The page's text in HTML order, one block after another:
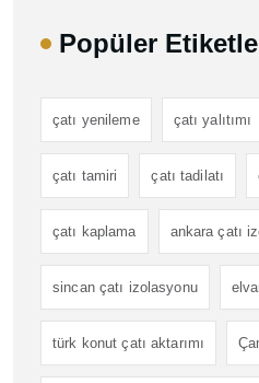
Popüler
çatı yenileme çatı yalıtımı
çatı tamiri çatı tadilatı
çatı kaplama ankara çatı
sincan çatı izolasyonu
türk konut çatı aktarımı